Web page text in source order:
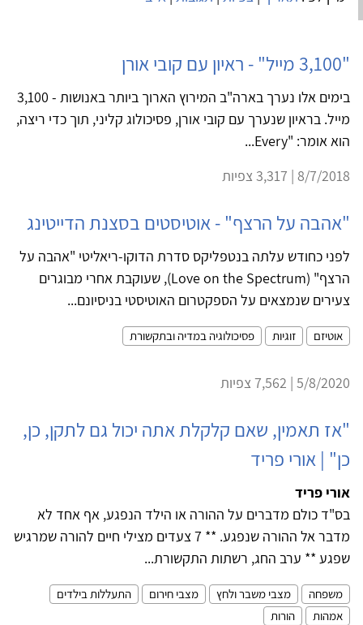
"3,100 מייל" - ראיון עם קובי אורן
בימים אלו נערך בארה"ב המירוץ הארוך ביותר באנושות - 3,100
מייל. בראיון שנערך עם קובי אורן, פסיכולוג קליני, תוך כדי ריצה,
הוא אומר: "Every...
8/7/2018 | 3,317 צפיות
"אהבה על הרצף" - אוטיסטים בסצנת הדייטינג
לפני כחודש עלתה בנטפליקס סדרת הדוקו-ריאליטי "אהבה על
הרצף" (Love on the Spectrum), שעוקבת אחרי מבוגרים
צעירים שנמצאים על הספקטרום האוטיסטי בניסיונם...
אוטיזם זוגיות פסיכולוגיה במדיה ובתקשורת
5/8/2020 | 7,562 צפיות
"אז תאמין, שאם קלקלת אתה יכול גם לתקן, כן,
כן" | אורי פריד
אורי פריד
בס"ד כולם מדברים על ההורה או הילד הנפגע, אף אחד לא
מדבר אל ההורה שנפגע. ** 7 צעדים מצילי חיים להורה שמרגיש
שפגע ** ערב החג, רשתות התקשורת...
משפחה מצבי משבר ולחץ מצבי חירום
התעללות בילדים
אמהות
הורות